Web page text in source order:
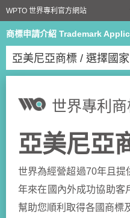
WPTO 世界專利官方網站
商標申請介紹 Trademark
亞美尼亞商標 / 選擇國家
世界專利
亞美尼亞
世界為經營超過70年且提
年來在國內外成功協助客
幫助您順利取得各國商標